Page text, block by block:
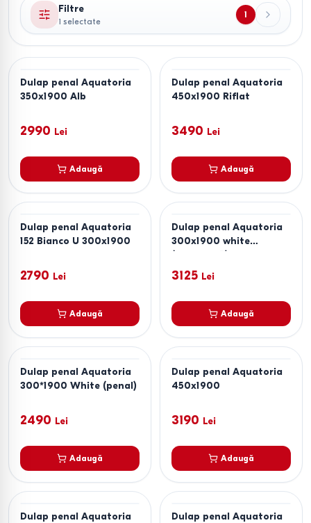
Filtre
1 selectate
1
Dulap penal Aquatoria
350x1900 Alb
2990 Lei
Adaugă
Dulap penal Aquatoria
450x1900 Riflat
3490 Lei
Adaugă
Dulap penal Aquatoria
152 Bianco U 300x1900
2790 Lei
Adaugă
Dulap penal Aquatoria
300х1900 white
(23000035)
3125 Lei
Adaugă
Dulap penal Aquatoria
300*1900 White (penal)
2490 Lei
Adaugă
Dulap penal Aquatoria
450x1900
3190 Lei
Adaugă
Dulap penal Aquatoria
Dulap penal Aquatoria